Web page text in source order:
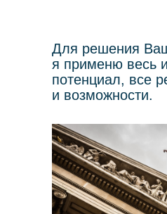
Для решения
я применю весь
потенциал, все
и возможности.